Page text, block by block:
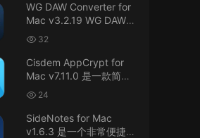
Resolve Studio 21 for Mac
芬奇世界顶级调色软件
07-23
v1.8 黑苹果2.5G有线网卡
WG DAW Converter for
Mac v3.2.19 WG DAW转
换器
32
Cisdem AppCrypt for
Mac v7.11.0 是一款简单
好用的Mac应用加密软件
24
SideNotes for Mac
v1.6.3 是一个非常便捷的